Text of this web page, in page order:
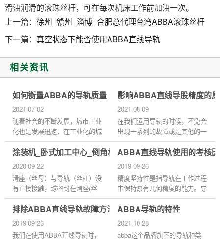
滑油润滑的滚珠丝杆，可在每次机床工作前加油一次。
上一篇： 徐州_赣州_淄博_合肥总代理台湾ABBA滚珠丝杆
下一篇： 真空状态下能否使用ABBA直线导轨
相关资讯
如何衡量ABBA的导轨质量
2021-07-02
随着社会的不断发展，城市工业
化也是发展迅速，在工业化的城
市里面少不了的当然是机械行业
了，在机械行业中那些高精密的
工作，大多数也是由精度比...
影响ABBA直线导股精度的
2021-08-09
在我们运用导轨的时候，不免会
出现一系列的故障或是其他的一
些问题，所有导轨都是。创威达
今天为了满足广大用户提出的一
系列的问题，那么就满足大...
涂装机_卧式加工中心_倒角机台湾ABBA滚珠丝杆
2020-09-22
滑座（丝母）与导轨（丝杠）没
有直接接触，球密封在滑座(丝
母)与导轨(丝杠)之间的沟槽中。
丝杆和导轨的工作时,球滚动滑
动阀座之间的槽(丝母)和导轨...
ABBA直线导轨使用的考核
2019-09-26
精度坚持性是指导轨在工作过程
中保持原有几何精度的能力。导
轨的精度坚持性主要取决于导轨
的耐磨性极其尺寸稳定性。耐磨
性与导轨副的受力、加工精...
排除ABBA直线导轨故障方法
2019-09-23
我们在使用ABBA直线导轨时，
ABBA导轨的特性
2021-10-28
abba这个品牌旗下的导轨种类